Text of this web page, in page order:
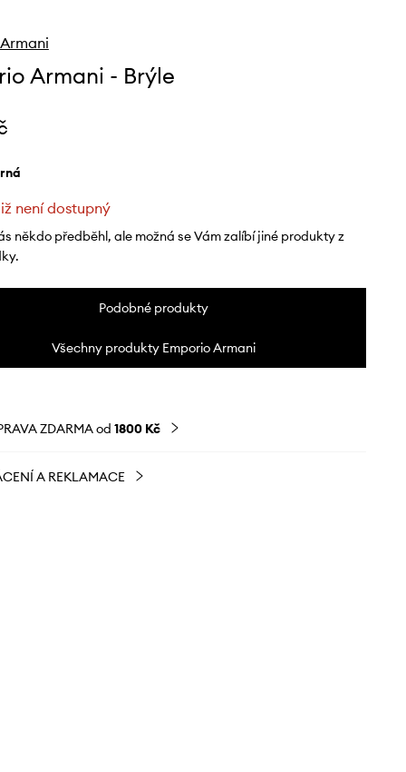
Armani - Brýle
není dostupný
někdo předběhl, ale možná se Vám zalíbí jiné produkty z
Podobné produkty
Všechny produkty Emporio Armani
ZDARMA od 1800 Kč
A REKLAMACE